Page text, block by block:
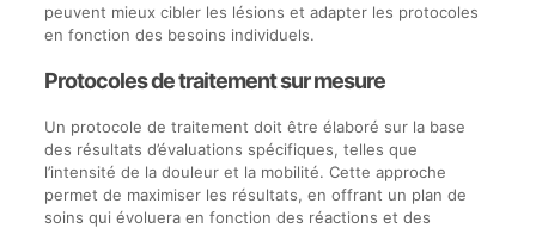
peuvent mieux cibler les lésions et adapter les protocoles
en fonction des besoins individuels.
Protocoles de traitement sur mesure
Un protocole de traitement doit être élaboré sur la base
des résultats d’évaluations spécifiques, telles que
l’intensité de la douleur et la mobilité. Cette approche
permet de maximiser les résultats, en offrant un plan de
soins qui évoluera en fonction des réactions et des